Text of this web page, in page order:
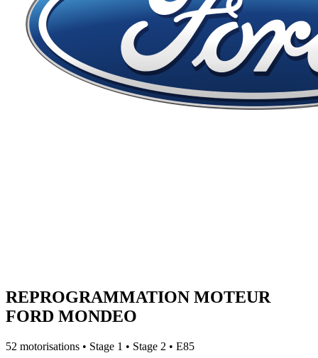
REPROGRAMMATION MOTEUR
FORD MONDEO
52 motorisations • Stage 1 • Stage 2 • E85